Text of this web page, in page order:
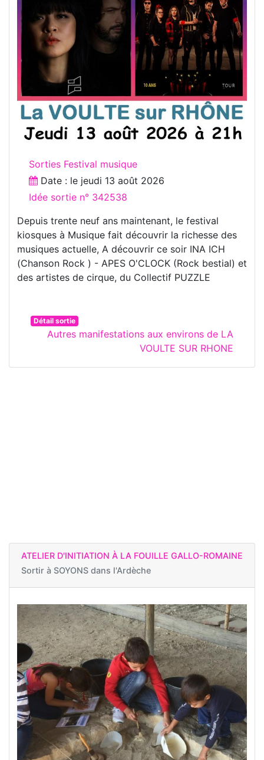
Sorties Festival musique
Date : le jeudi 13 août 2026
Idée sortie n° 342538
Depuis trente neuf ans maintenant, le festival
kiosques à Musique fait découvrir la richesse des
musiques actuelle, A découvrir ce soir INA ICH
(Chanson Rock ) - APES O'CLOCK (Rock bestial) et
des artistes de cirque, du Collectif PUZZLE
Détail sortie
Autres manifestations aux environs de LA
VOULTE SUR RHONE
ATELIER D'INITIATION À LA FOUILLE GALLO-ROMAINE
Sortir à SOYONS dans l'Ardèche